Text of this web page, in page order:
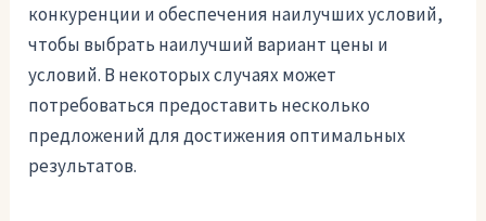
конкуренции и обеспечения наилучших условий,
чтобы выбрать наилучший вариант цены и
условий. В некоторых случаях может
потребоваться предоставить несколько
предложений для достижения оптимальных
результатов.